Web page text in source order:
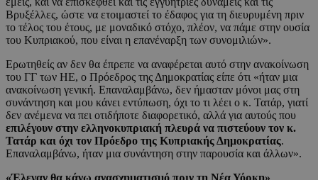
Βρυξέλλες, ώστε να ετοιμαστεί το έδαφος για τη διευρυμένη πριν
το τέλος του έτους, με μοναδικό στόχο, πλέον, να πάμε στην ουσία
του Κυπριακού, που είναι η επανέναρξη των συνομιλιών».
Ερωτηθείς αν δεν θα έπρεπε να αναφέρεται αυτό στην ανακοίνωση
του ΓΓ των ΗΕ, ο Πρόεδρος της Δημοκρατίας είπε ότι «ήταν μια
ανακοίνωση γενική. Επαναλαμβάνω, δεν ήμασταν μόνοι μας στη
συνάντηση και μου κάνει εντύπωση, όχι το τι λέει ο κ. Τατάρ, γιατί
δεν ανέμενα να πει οτιδήποτε διαφορετικό, αλλά για αυτούς που
επιλέγουν στην ελληνοκυπριακή πλευρά να πιστεύουν τον κ.
Τατάρ και όχι τον Πρόεδρο της Κυπριακής Δημοκρατίας.
Επαναλαμβάνω, ήταν μια συνάντηση στην παρουσία και άλλων».
«Έλεγαν θα κάνω ανασχηματισμό πριν τη Νέα Υόρκη»